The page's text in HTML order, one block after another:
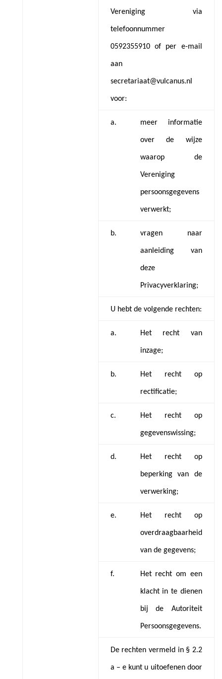
Vereniging via
telefoonnummer
0592355910 of per e-mail
aan
secretariaat@vulcanus.nl
voor:
a. meer informatie
over de wijze
waarop de
Vereniging
persoonsgegevens
verwerkt;
b. vragen naar
aanleiding van
deze
Privacyverklaring;
U hebt de volgende rechten:
a. Het recht van
inzage;
b. Het recht op
rectificatie;
c. Het recht op
gegevenswissing;
d. Het recht op
beperking van de
verwerking;
e. Het recht op
overdraagbaarheid
van de gegevens;
f. Het recht om een
klacht in te dienen
bij de Autoriteit
Persoonsgegevens.
De rechten vermeld in § 2.2
a – e kunt u uitoefenen door